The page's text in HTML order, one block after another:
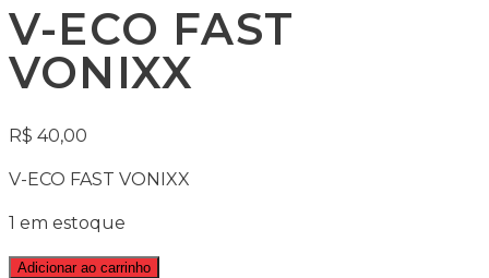
V-ECO FAST
VONIXX
R$ 40,00
V-ECO FAST VONIXX
1 em estoque
Adicionar ao carrinho